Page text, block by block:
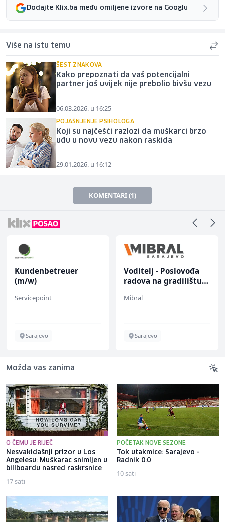
Dodajte Klix.ba među omiljene izvore na Googlu
Više na istu temu
ŠEST ZNAKOVA
Kako prepoznati da vaš potencijalni
partner još uvijek nije prebolio bivšu vezu
06.03.2026. u 16:25
POJAŠNJENJE PSIHOLOGA
Koji su najčešći razlozi da muškarci brzo
uđu u novu vezu nakon raskida
29.01.2026. u 16:12
KOMENTARI (1)
Kundenbetreuer
(m/w)
Servicepoint
Sarajevo
Voditelj - Poslovođa
radova na gradilištu
Mibral
Sarajevo
Možda vas zanima
O ČEMU JE RIJEČ
Nesvakidašnji prizor u Los
Angelesu: Muškarac snimljen u
billboardu nasred raskrsnice
17 sati
POČETAK NOVE SEZONE
Tok utakmice: Sarajevo -
Radnik 0:0
10 sati